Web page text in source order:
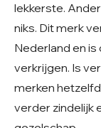
lekkerste.
niks. Dit merk
Nederland en is
verkrijgen. Is
merken
verder zindelijk